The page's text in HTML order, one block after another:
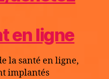
en ligne
la santé en ligne,
implantés